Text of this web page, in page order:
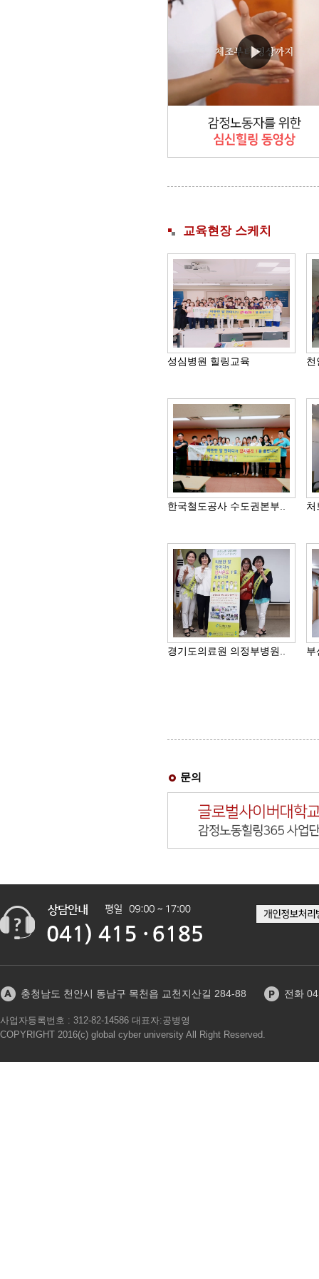
교육현장 스케치
성심병원 힐링교육 천
한국철도공사 수도권본부.. 처
경기도의료원 의정부병원.. 부
문의
충청남도 천안시 동남구 목천읍 교천지산길 284-88 전화
사업자등록번호 : 312-82-14586 대표자:공병영
COPYRIGHT 2016(c) global cyber university All Right Reserved.